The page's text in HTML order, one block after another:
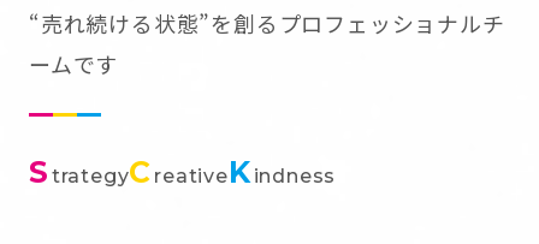
“売れ続ける状態”を創るプロフェッショナルチ
ームです
S trategyC reativeKindness